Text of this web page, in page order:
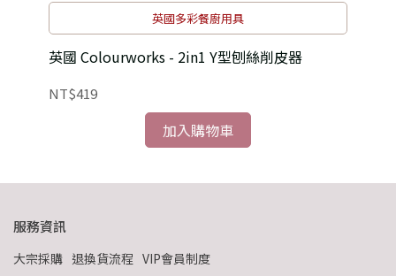
英國多彩餐廚用具
英國 Colourworks - 2in1 Y型刨絲削皮器
NT$419
加入購物車
服務資訊
大宗採購 退換貨流程 VIP會員制度